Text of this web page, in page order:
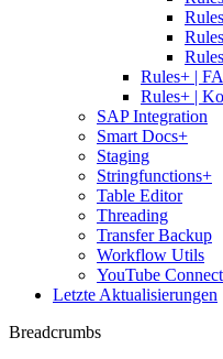
Rules+ |
Rules+ |
SAP Integration
Smart Docs+
Staging
Stringfunctions+
Table Editor
Threading
Transfer Backup
Workflow Utils
YouTube
Letzte Aktualisierungen
Breadcrumbs